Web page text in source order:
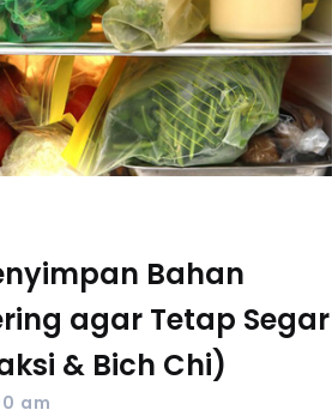
Bahan
agar Tetap Segar
& Bich Chi)
am